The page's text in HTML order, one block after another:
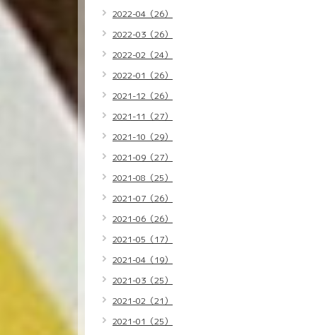
2022-04（26）
2022-03（26）
2022-02（24）
2022-01（26）
2021-12（26）
2021-11（27）
2021-10（29）
2021-09（27）
2021-08（25）
2021-07（26）
2021-06（26）
2021-05（17）
2021-04（19）
2021-03（25）
2021-02（21）
2021-01（25）